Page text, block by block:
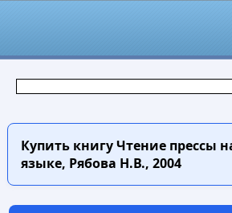
Купить книгуЧтение прессы
языке, Рябова Н.В., 2004